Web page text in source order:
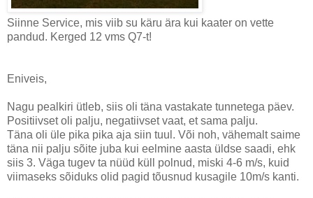
Siinne Service, mis viib su käru ära kui kaater on vette
pandud. Kerged 12 vms Q7-t!
Eniveis,
Nagu pealkiri ütleb, siis oli täna vastakate tunnetega päev.
Positiivset oli palju, negatiivset vaat, et sama palju.
Täna oli üle pika pika aja siin tuul. Või noh, vähemalt saime
täna nii palju sõite juba kui eelmine aasta üldse saadi, ehk
siis 3. Väga tugev ta nüüd küll polnud, miski 4-6 m/s, kuid
viimaseks sõiduks olid pagid tõusnud kusagile 10m/s kanti.